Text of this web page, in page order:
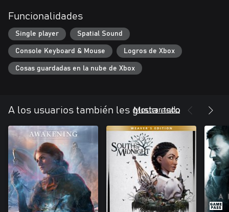
Funcionalidades
Single player Spatial Sound
Console Keyboard & Mouse Logros de Xbox
Cosas guardadas en la nube de Xbox
A los usuarios también les gusta esto
Mostrar todo